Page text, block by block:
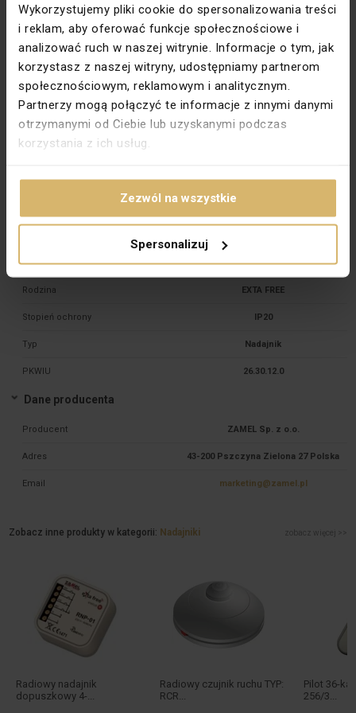
Wykorzystujemy pliki cookie do spersonalizowania treści
i reklam, aby oferować funkcje społecznościowe i
analizować ruch w naszej witrynie. Informacje o tym, jak
korzystasz z naszej witryny, udostępniamy partnerom
społecznościowym, reklamowym i analitycznym.
Partnerzy mogą połączyć te informacje z innymi danymi
otrzymanymi od Ciebie lub uzyskanymi podczas
korzystania z ich usług.
Zezwól na wszystkie
Spersonalizuj
Radiowe nadajniki dopuszkowe RNP-01 i RNP-02 umożliwiają realizację
funkcji sterowania urządzeń w ramach systemu EXTA FREE przy
istniejącym osprzętem (przyciski zwierne światło lub dzwonek).
Rozwiązanie takie przynosi korzyści w postaci łatwej instalacji systemu EXTA
Inną korzyścią jest możliwość wykorzystania osprzętu elektroinstalacyjnego
dowolnego producenta.
Dane techniczne
Częstotliwość [GHz] 868
Napięcie znamionowe [V] 3
Rodzina EXTA FREE
Stopień ochrony IP20
Typ Nadajnik
PKWIU 26.30.12.0
Dane producenta
Producent ZAMEL Sp. z o.o.
Adres 43-200 Pszczyna Zielona 27 Polska
Email marketing@zamel.pl
Zobacz inne produkty w kategorii: Nadajniki zobacz więcej >>
Radiowy nadajnik
dopuszkowy 4-...
Radiowy czujnik ruchu TYP:
RCR...
Pilot 36-
256/3...